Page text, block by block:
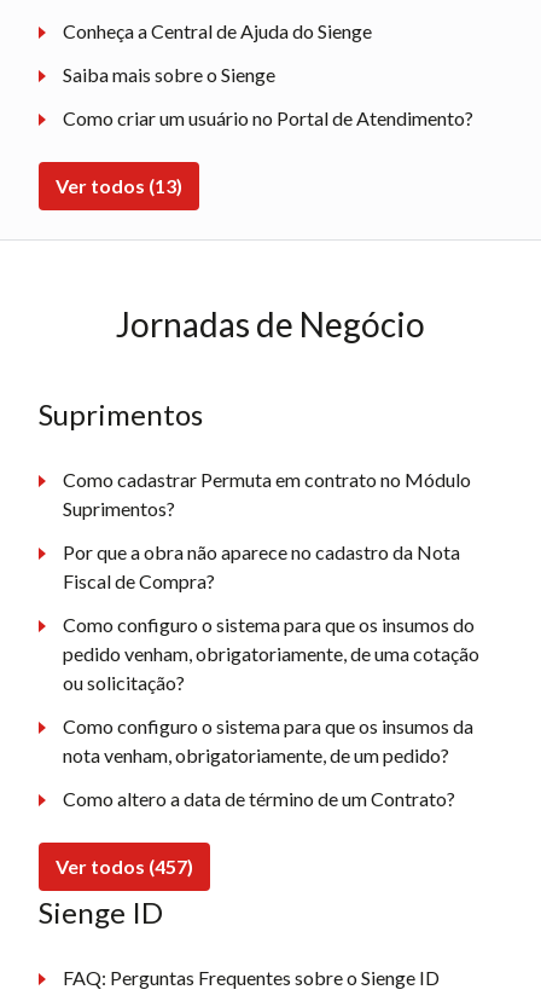
Conheça a Central de Ajuda do Sienge
Saiba mais sobre o Sienge
Como criar um usuário no Portal de Atendimento?
Ver todos (13)
Jornadas de Negócio
Suprimentos
Como cadastrar Permuta em contrato no Módulo
Suprimentos?
Por que a obra não aparece no cadastro da Nota
Fiscal de Compra?
Como configuro o sistema para que os insumos do
pedido venham, obrigatoriamente, de uma cotação
ou solicitação?
Como configuro o sistema para que os insumos da
nota venham, obrigatoriamente, de um pedido?
Como altero a data de término de um Contrato?
Ver todos (457)
Sienge ID
FAQ: Perguntas Frequentes sobre o Sienge ID